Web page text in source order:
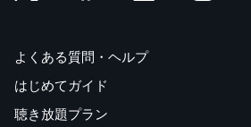
よくある質問・ヘルプ
はじめてガイド
聴き放題プラン